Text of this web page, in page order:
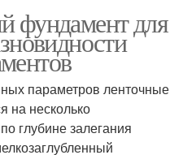
фундамент для
параметров ленточные
на несколько
глубине залегания